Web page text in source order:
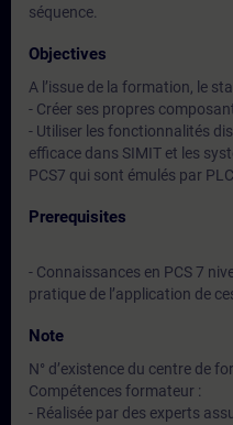
séquence.
Objectives
A l’issue de la formation, le
- Créer ses propres
- Utiliser les fonctionnalités
efficace dans SIMIT et les
PCS7 qui sont émulés par
Prerequisites
- Connaissances en PCS 7
pratique de l’application de
Note
N° d’existence du centre de
Compétences formateur :
- Réalisée par des experts